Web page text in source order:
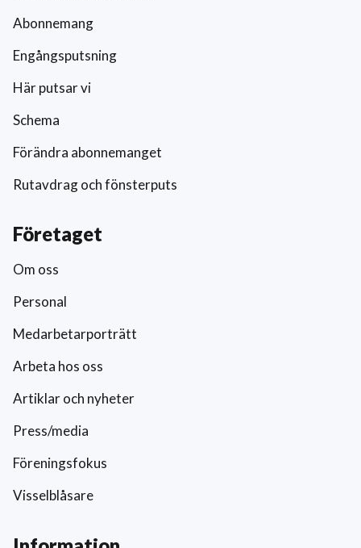
Abonnemang
Engångsputsning
Här putsar vi
Schema
Förändra abonnemanget
Rutavdrag och fönsterputs
Företaget
Om oss
Personal
Medarbetarporträtt
Arbeta hos oss
Artiklar och nyheter
Press/media
Föreningsfokus
Visselblåsare